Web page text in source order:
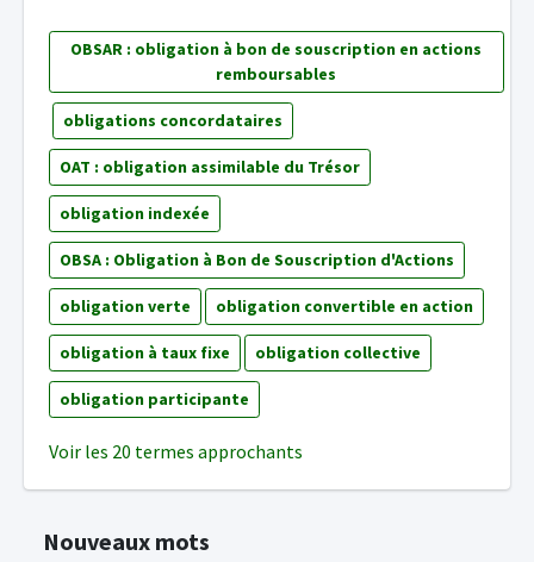
OBSAR : obligation à bon de souscription en actions
remboursables
obligations concordataires
OAT : obligation assimilable du Trésor
obligation indexée
OBSA : Obligation à Bon de Souscription d'Actions
obligation verte obligation convertible en action
obligation à taux fixe obligation collective
obligation participante
Voir les 20 termes approchants
Nouveaux mots